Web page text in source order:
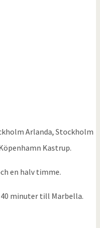
Arlanda, Stockholm
Kastrup.
en halv timme.
minuter till Marbella.